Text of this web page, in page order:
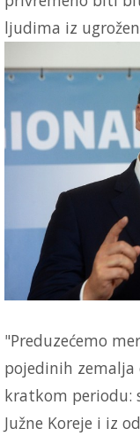
ljudima iz
"Preduzećemo
pojedinih zemalja
kratkom periodu:
Južne Koreje i iz